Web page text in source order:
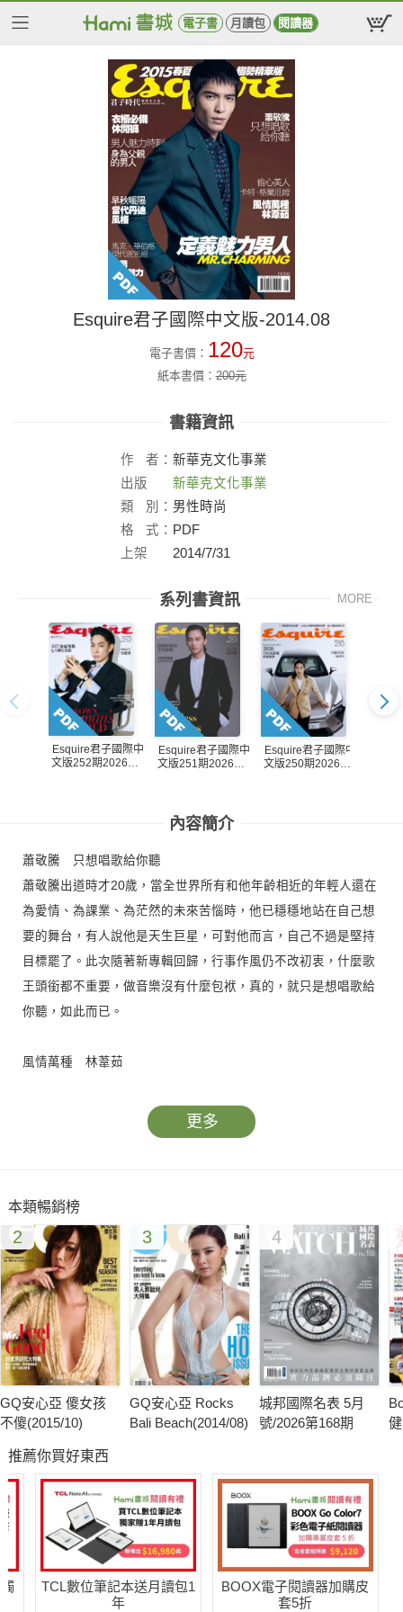
電子書 月讀包 閱讀器
Esquire君子國際中文版-2014.08
電子書價： 120元
紙本書價：200元
書籍資訊
作 者： 新華克文化事業
出版
社：
新華克文化事業
類
別： 男性時尚
格
式： PDF
上架
2014/7/31
系列書資訊 MORE
Esquire君子國際中
文版252期2026年8
Esquire君子國際中
文版251期2026年7
Esquire君子國際中
文版250期2026年6
內容簡介
蕭敬騰 只想唱歌給你聽
蕭敬騰出道時才20歲，當全世界所有和他年齡相近的年輕人還在
為愛情、為課業、為茫然的未來苦惱時，他已穩穩地站在自己想
要的舞台，有人說他是天生巨星，可對他而言，自己不過是堅持
目標罷了。此次隨著新專輯回歸，行事作風仍不改初衷，什麼歌
王頭銜都不重要，做音樂沒有什麼包袱，真的，就只是想唱歌給
你聽，如此而已。
風情萬種 林葦茹
晚宴？鮮花禮物？還是需要一個眾人奢望的背景身分？其實，對
Ruru來說，一次真心又不經意的貼心小動作、一個安心確實的擁
就足以讓靈魂為之融化。
街頭小子的現代爸爸經 馬克．華伯格
馬克．華伯格（Mark Wahlberg）有4個不到11歲的小孩，他們
喜歡玩奪旗式美式足球還有唱歌。在他12歲時，他已是波士頓多
契斯特（Dorchester）區，街頭上小有名氣的人物了。
身為父親的男人
父親的角色，大部分顯現在一個個的片段時刻裡。而那些時刻，
運動有關。在接下來幾頁裡，你會找到一份關於父親角色關鍵時
刻的指南──包括有效的建議、一般性的原則、好用的工具，還有
許多許多的理解。
男人魅力何在？女人說了算
一直以來，Esquire想要帶給讀者的，是一種得體優雅的品味哲
更多
本類暢銷榜
2
GQ安心亞 傻女孩
不傻(2015/10)
3
GQ安心亞 Rocks
Bali Beach(2014/08)
4
城邦國際名表 5月
號/2026第168期
推薦你買好東西
TCL數位筆記本送月讀包1
年
BOOX電子閱讀器加購皮
套5折